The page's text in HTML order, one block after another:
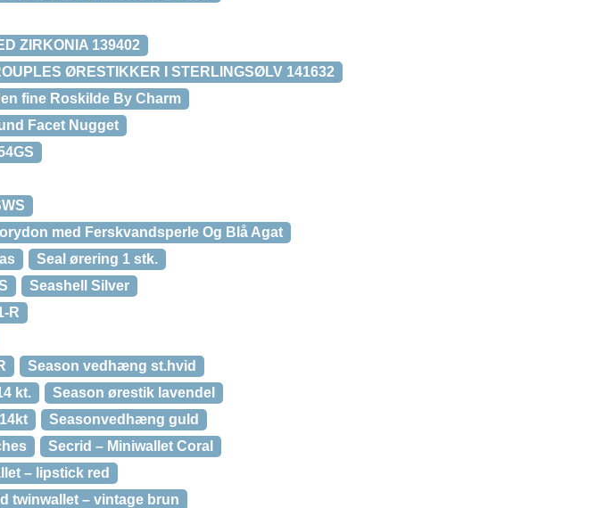
ZIRKONIA 139402
ØRESTIKKER I STERLINGSØLV 141632
fine Roskilde By Charm
Facet Nugget
med Ferskvandsperle Og Blå Agat
Seal ørering 1 stk.
Seashell Silver
R
Season vedhæng st.hvid
kt.
Season ørestik lavendel
Seasonvedhæng guld
Secrid – Miniwallet Coral
– lipstick red
twinwallet – vintage brun